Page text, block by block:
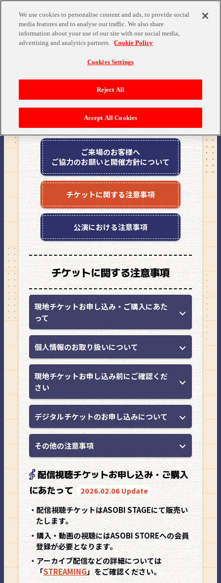
ご来場のお客様へ
ご協力のお願いと開催方針について
チケットに関する注意事項
公演における注意事項
チケットに関する注意事項
現地チケットお申し込み・ご購入にあた
って
個人情報のお取り扱いについて
現地チケットお申し込み前にご確認くだ
さい
デジタルチケットのお申し込みについて
その他の注意事項
配信視聴チケットお申し込み・ご購入
にあたって
2026.02.06 Update
・配信視聴チケットはASOBI STAGEにて販売い
たします。
・購入・動画の視聴にはASOBI STOREへの会員
登録が必要となります。
・アーカイブ配信などの詳細については
「STREAMING」をご確認ください。
We use cookies to personalise content and ads, to provide social
media features and to analyse our traffic. We also share
information about your use of our site with our social media,
advertising and analytics partners. Cookie Policy
Cookies Settings
Reject All
Accept All Cookies